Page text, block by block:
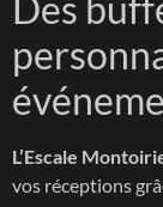
Des
L’Escale
vos réceptions